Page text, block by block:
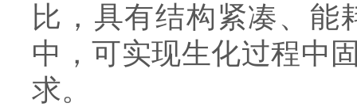
比，具有结构紧凑、能
中，可实现生化过程中
求。